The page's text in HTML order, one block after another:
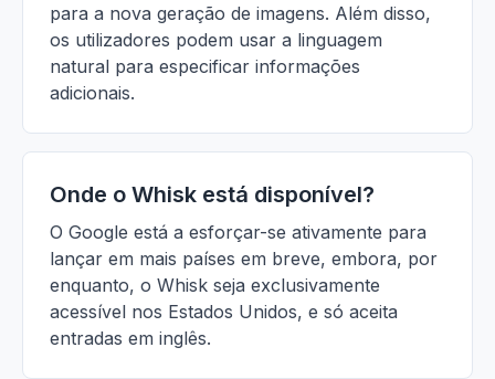
para a nova geração de imagens. Além disso,
os utilizadores podem usar a linguagem
natural para especificar informações
adicionais.
Onde o Whisk está disponível?
O Google está a esforçar-se ativamente para
lançar em mais países em breve, embora, por
enquanto, o Whisk seja exclusivamente
acessível nos Estados Unidos, e só aceita
entradas em inglês.